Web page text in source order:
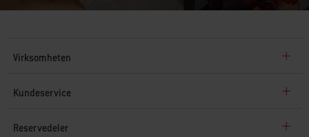
Virksomheten
Kundeservice
Reservedeler